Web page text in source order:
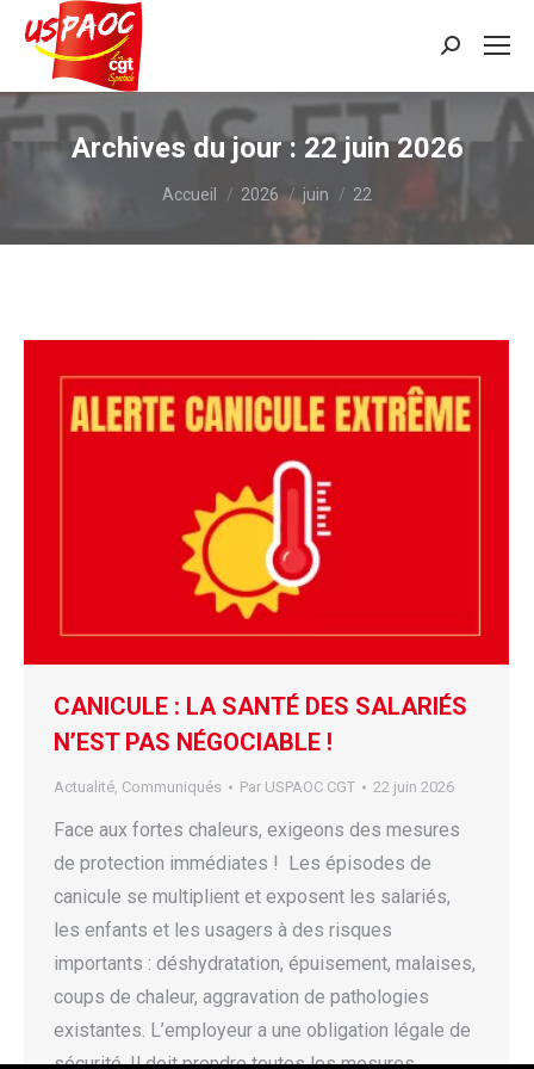
Recherche
Archives du jour : 22 juin 2026
Vous êtes ici :
Accueil 2026 juin 22
CANICULE : LA SANTÉ DES SALARIÉS
N’EST PAS NÉGOCIABLE !
Actualité, Communiqués Par USPAOC CGT 22 juin 2026
Face aux fortes chaleurs, exigeons des mesures
de protection immédiates ! Les épisodes de
canicule se multiplient et exposent les salariés,
les enfants et les usagers à des risques
importants : déshydratation, épuisement, malaises,
coups de chaleur, aggravation de pathologies
existantes. L’employeur a une obligation légale de
sécurité. Il doit prendre toutes les mesures